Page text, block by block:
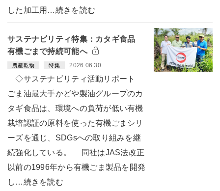
した加工用…続きを読む
サステナビリティ特集：カタギ食品
有機ごまで持続可能へ
農産乾物 特集 2026.06.30
◇サステナビリティ活動リポート
ごま油最大手かどや製油グループのカ
タギ食品は、環境への負荷が低い有機
栽培認証の原料を使った有機ごまシリ
ーズを通じ、SDGsへの取り組みを継
続強化している。 同社はJAS法改正
以前の1996年から有機ごま製品を開発
し…続きを読む